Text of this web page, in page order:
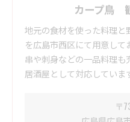
カープ鳥
地元の食材を使った料理
を広島市西区にて用意し
串や刺身などの一品料理も
居酒屋として対応していま
〒